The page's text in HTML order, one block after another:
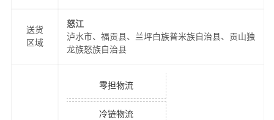
送货
区域
怒江
泸水市、福贡县、兰坪白族普米族自治县、贡山独
龙族怒族自治县
零担物流
冷链物流